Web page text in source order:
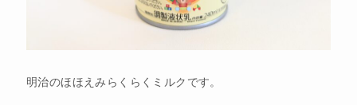
明治のほほえみらくらくミルクです。